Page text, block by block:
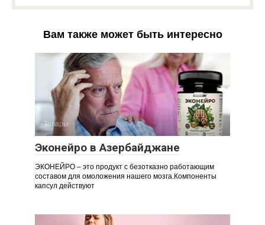
Вам также может быть интересно
Товары
Эконейро в Азербайджане
ЭКОНЕЙРО – это продукт с безотказно работающим
составом для омоложения нашего мозга.Компоненты
капсул действуют